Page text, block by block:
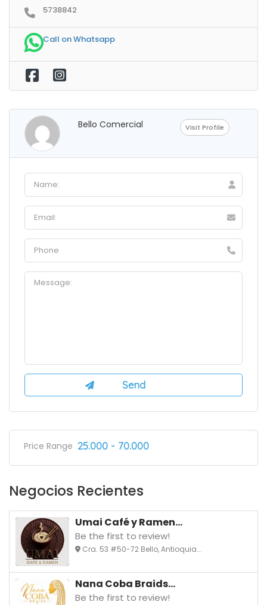
5738842
Call on Whatsapp
Bello Comercial Visit Profile
Price Range 25.000 - 70.000
Negocios Recientes
Umai Café y Ramen...
Be the first to review!
Cra. 53 #50-72 Bello, Antioquia...
Nana Coba Braids...
Be the first to review!